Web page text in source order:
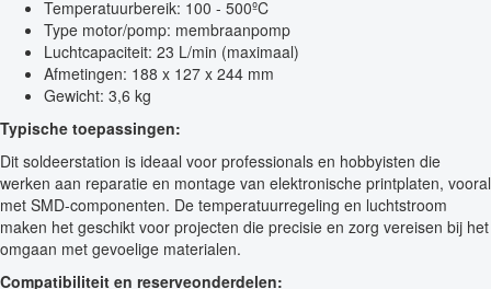
Temperatuurbereik: 100 - 500ºC
Type motor/pomp: membraanpomp
Luchtcapaciteit: 23 L/min (maximaal)
Afmetingen: 188 x 127 x 244 mm
Gewicht: 3,6 kg
Typische toepassingen:
Dit soldeerstation is ideaal voor professionals en hobbyisten die
werken aan reparatie en montage van elektronische printplaten, vooral
met SMD-componenten. De temperatuurregeling en luchtstroom
maken het geschikt voor projecten die precisie en zorg vereisen bij het
omgaan met gevoelige materialen.
Compatibiliteit en reserveonderdelen: